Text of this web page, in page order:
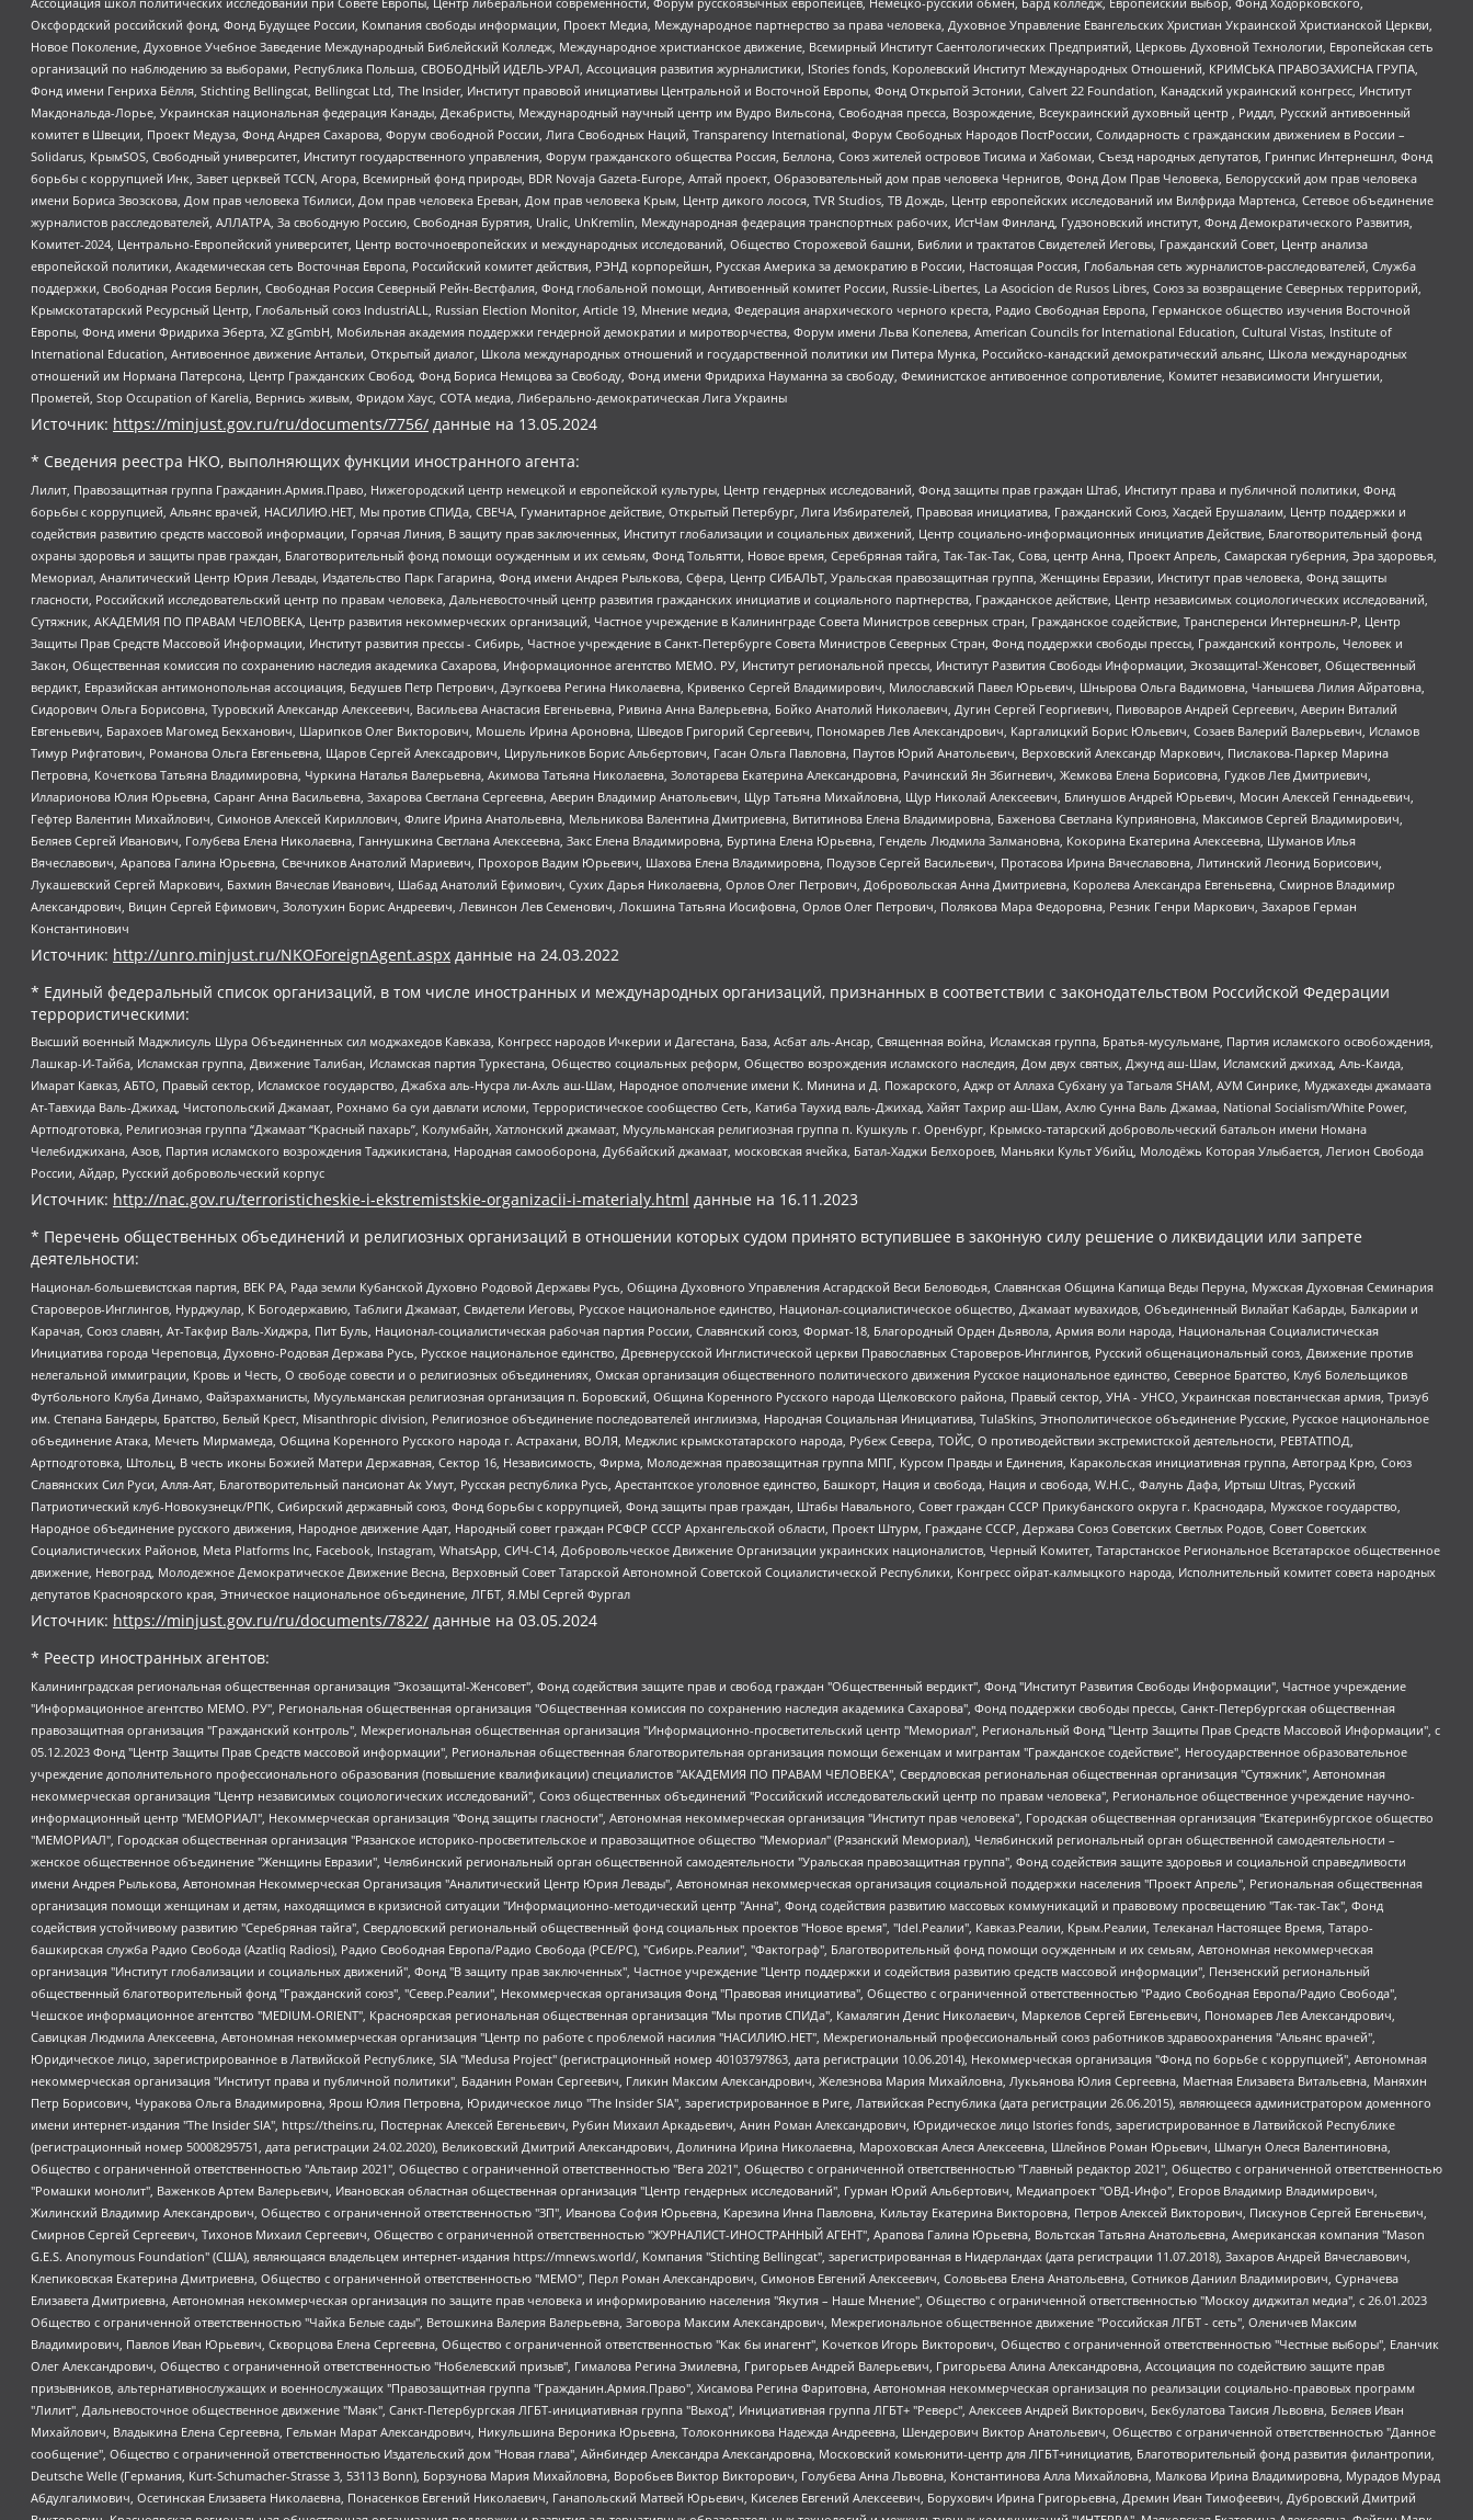
Оксфордский российский фонд, Фонд Будущее России, Компания свободы информации, Проект Медиа, Международное партнерство за права человека, Духовное Управление Евангельских Христиан Украинской Христианской Церкви,
Новое Поколение, Духовное Учебное Заведение Международный Библейский Колледж, Международное христианское движение, Всемирный Институт Саентологических Предприятий, Церковь Духовной Технологии, Европейская сеть
организаций по наблюдению за выборами, Республика Польша, СВОБОДНЫЙ ИДЕЛЬ-УРАЛ, Ассоциация развития журналистики, IStories fonds, Королевский Институт Международных Отношений, КРИМСЬКА ПРАВОЗАХИСНА ГРУПА,
Фонд имени Генриха Бёлля, Stichting Bellingcat, Bellingcat Ltd, The Insider, Институт правовой инициативы Центральной и Восточной Европы, Фонд Открытой Эстонии, Calvert 22 Foundation, Канадский украинский конгресс, Институт
Макдональда-Лорье, Украинская национальная федерация Канады, Декабристы, Международный научный центр им Вудро Вильсона, Свободная пресса, Возрождение, Всеукраинский духовный центр , Риддл, Русский антивоенный
комитет в Швеции, Проект Медуза, Фонд Андрея Сахарова, Форум свободной России, Лига Свободных Наций, Transparеncy International, Форум Свободных Народов ПостРоссии, Солидарность с гражданским движением в России –
Solidarus, КрымSOS, Свободный университет, Институт государственного управления, Форум гражданского общества Россия, Беллона, Союз жителей островов Тисима и Хабомаи, Съезд народных депутатов, Гринпис Интернешнл, Фонд
борьбы с коррупцией Инк, Завет церквей TCCN, Агора, Всемирный фонд природы, BDR Novaja Gazeta-Europe, Алтай проект, Образовательный дом прав человека Чернигов, Фонд Дом Прав Человека, Белорусский дом прав человека
имени Бориса Звозскова, Дом прав человека Тбилиси, Дом прав человека Ереван, Дом прав человека Крым, Центр дикого лосося, TVR Studios, ТВ Дождь, Центр европейских исследований им Вилфрида Мартенса, Сетевое объединение
журналистов расследователей, АЛЛАТРА, За свободную Россию, Свободная Бурятия, Uralic, UnKremlin, Международная федерация транспортных рабочих, ИстЧам Финланд, Гудзоновский институт, Фонд Демократического Развития,
Комитет-2024, Центрально-Европейский университет, Центр восточноевропейских и международных исследований, Общество Сторожевой башни, Библии и трактатов Свидетелей Иеговы, Гражданский Совет, Центр анализа
европейской политики, Академическая сеть Восточная Европа, Российский комитет действия, РЭНД корпорейшн, Русская Америка за демократию в России, Настоящая Россия, Глобальная сеть журналистов-расследователей, Служба
поддержки, Свободная Россия Берлин, Свободная Россия Северный Рейн-Вестфалия, Фонд глобальной помощи, Антивоенный комитет России, Russie-Libertes, La Asocicion de Rusos Libres, Союз за возвращение Северных территорий,
Крымскотатарский Ресурсный Центр, Глобальный союз IndustriALL, Russian Election Monitor, Article 19, Мнение медиа, Федерация анархического черного креста, Радио Свободная Европа, Германское общество изучения Восточной
Европы, Фонд имени Фридриха Эберта, XZ gGmbH, Мобильная академия поддержки гендерной демократии и миротворчества, Форум имени Льва Копелева, American Councils for International Education, Cultural Vistas, Institute of
International Education, Антивоенное движение Антальи, Открытый диалог, Школа международных отношений и государственной политики им Питера Мунка, Российско-канадский демократический альянс, Школа международных
отношений им Нормана Патерсона, Центр Гражданских Свобод, Фонд Бориса Немцова за Свободу, Фонд имени Фридриха Науманна за свободу, Феминистское антивоенное сопротивление, Комитет независимости Ингушетии,
Прометей, Stop Occupation of Karelia, Вернись живым, Фридом Хаус, СОТА медиа, Либерально-демократическая Лига Украины
Источник: https://minjust.gov.ru/ru/documents/7756/ данные на 13.05.2024
* Сведения реестра НКО, выполняющих функции иностранного агента:
Лилит, Правозащитная группа Гражданин.Армия.Право, Нижегородский центр немецкой и европейской культуры, Центр гендерных исследований, Фонд защиты прав граждан Штаб, Институт права и публичной политики, Фонд
борьбы с коррупцией, Альянс врачей, НАСИЛИЮ.НЕТ, Мы против СПИДа, СВЕЧА, Гуманитарное действие, Открытый Петербург, Лига Избирателей, Правовая инициатива, Гражданский Союз, Хасдей Ерушалаим, Центр поддержки и
содействия развитию средств массовой информации, Горячая Линия, В защиту прав заключенных, Институт глобализации и социальных движений, Центр социально-информационных инициатив Действие, Благотворительный фонд
охраны здоровья и защиты прав граждан, Благотворительный фонд помощи осужденным и их семьям, Фонд Тольятти, Новое время, Серебряная тайга, Так-Так-Так, Сова, центр Анна, Проект Апрель, Самарская губерния, Эра здоровья,
Мемориал, Аналитический Центр Юрия Левады, Издательство Парк Гагарина, Фонд имени Андрея Рылькова, Сфера, Центр СИБАЛЬТ, Уральская правозащитная группа, Женщины Евразии, Институт прав человека, Фонд защиты
гласности, Российский исследовательский центр по правам человека, Дальневосточный центр развития гражданских инициатив и социального партнерства, Гражданское действие, Центр независимых социологических исследований,
Сутяжник, АКАДЕМИЯ ПО ПРАВАМ ЧЕЛОВЕКА, Центр развития некоммерческих организаций, Частное учреждение в Калининграде Совета Министров северных стран, Гражданское содействие, Трансперенси Интернешнл-Р, Центр
Защиты Прав Средств Массовой Информации, Институт развития прессы - Сибирь, Частное учреждение в Санкт-Петербурге Совета Министров Северных Стран, Фонд поддержки свободы прессы, Гражданский контроль, Человек и
Закон, Общественная комиссия по сохранению наследия академика Сахарова, Информационное агентство МЕМО. РУ, Институт региональной прессы, Институт Развития Свободы Информации, Экозащита!-Женсовет, Общественный
вердикт, Евразийская антимонопольная ассоциация, Бедушев Петр Петрович, Дзугкоева Регина Николаевна, Кривенко Сергей Владимирович, Милославский Павел Юрьевич, Шнырова Ольга Вадимовна, Чанышева Лилия Айратовна,
Сидорович Ольга Борисовна, Туровский Александр Алексеевич, Васильева Анастасия Евгеньевна, Ривина Анна Валерьевна, Бойко Анатолий Николаевич, Дугин Сергей Георгиевич, Пивоваров Андрей Сергеевич, Аверин Виталий
Евгеньевич, Барахоев Магомед Бекханович, Шарипков Олег Викторович, Мошель Ирина Ароновна, Шведов Григорий Сергеевич, Пономарев Лев Александрович, Каргалицкий Борис Юльевич, Созаев Валерий Валерьевич, Исламов
Тимур Рифгатович, Романова Ольга Евгеньевна, Щаров Сергей Алексадрович, Цирульников Борис Альбертович, Гасан Ольга Павловна, Паутов Юрий Анатольевич, Верховский Александр Маркович, Пислакова-Паркер Марина
Петровна, Кочеткова Татьяна Владимировна, Чуркина Наталья Валерьевна, Акимова Татьяна Николаевна, Золотарева Екатерина Александровна, Рачинский Ян Збигневич, Жемкова Елена Борисовна, Гудков Лев Дмитриевич,
Илларионова Юлия Юрьевна, Саранг Анна Васильевна, Захарова Светлана Сергеевна, Аверин Владимир Анатольевич, Щур Татьяна Михайловна, Щур Николай Алексеевич, Блинушов Андрей Юрьевич, Мосин Алексей Геннадьевич,
Гефтер Валентин Михайлович, Симонов Алексей Кириллович, Флиге Ирина Анатольевна, Мельникова Валентина Дмитриевна, Вититинова Елена Владимировна, Баженова Светлана Куприяновна, Максимов Сергей Владимирович,
Беляев Сергей Иванович, Голубева Елена Николаевна, Ганнушкина Светлана Алексеевна, Закс Елена Владимировна, Буртина Елена Юрьевна, Гендель Людмила Залмановна, Кокорина Екатерина Алексеевна, Шуманов Илья
Вячеславович, Арапова Галина Юрьевна, Свечников Анатолий Мариевич, Прохоров Вадим Юрьевич, Шахова Елена Владимировна, Подузов Сергей Васильевич, Протасова Ирина Вячеславовна, Литинский Леонид Борисович,
Лукашевский Сергей Маркович, Бахмин Вячеслав Иванович, Шабад Анатолий Ефимович, Сухих Дарья Николаевна, Орлов Олег Петрович, Добровольская Анна Дмитриевна, Королева Александра Евгеньевна, Смирнов Владимир
Александрович, Вицин Сергей Ефимович, Золотухин Борис Андреевич, Левинсон Лев Семенович, Локшина Татьяна Иосифовна, Орлов Олег Петрович, Полякова Мара Федоровна, Резник Генри Маркович, Захаров Герман
Константинович
Источник: http://unro.minjust.ru/NKOForeignAgent.aspx данные на 24.03.2022
* Единый федеральный список организаций, в том числе иностранных и международных организаций, признанных в соответствии с законодательством Российской Федерации
террористическими:
Высший военный Маджлисуль Шура Объединенных сил моджахедов Кавказа, Конгресс народов Ичкерии и Дагестана, База, Асбат аль-Ансар, Священная война, Исламская группа, Братья-мусульмане, Партия исламского освобождения,
Лашкар-И-Тайба, Исламская группа, Движение Талибан, Исламская партия Туркестана, Общество социальных реформ, Общество возрождения исламского наследия, Дом двух святых, Джунд аш-Шам, Исламский джихад, Аль-Каида,
Имарат Кавказ, АБТО, Правый сектор, Исламское государство, Джабха аль-Нусра ли-Ахль аш-Шам, Народное ополчение имени К. Минина и Д. Пожарского, Аджр от Аллаха Субхану уа Тагьаля SHAM, АУМ Синрике, Муджахеды джамаата
Ат-Тавхида Валь-Джихад, Чистопольский Джамаат, Рохнамо ба суи давлати исломи, Террористическое сообщество Сеть, Катиба Таухид валь-Джихад, Хайят Тахрир аш-Шам, Ахлю Сунна Валь Джамаа, National Socialism/White Power,
Артподготовка, Религиозная группа “Джамаат “Красный пахарь”, Колумбайн, Хатлонский джамаат, Мусульманская религиозная группа п. Кушкуль г. Оренбург, Крымско-татарский добровольческий батальон имени Номана
Челебиджихана, Азов, Партия исламского возрождения Таджикистана, Народная самооборона, Дуббайский джамаат, московская ячейка, Батал-Хаджи Белхороев, Маньяки Культ Убийц, Молодёжь Которая Улыбается, Легион Свобода
России, Айдар, Русский добровольческий корпус
Источник: http://nac.gov.ru/terroristicheskie-i-ekstremistskie-organizacii-i-materialy.html данные на 16.11.2023
* Перечень общественных объединений и религиозных организаций в отношении которых судом принято вступившее в законную силу решение о ликвидации или запрете
деятельности:
Национал-большевистская партия, ВЕК РА, Рада земли Кубанской Духовно Родовой Державы Русь, Община Духовного Управления Асгардской Веси Беловодья, Славянская Община Капища Веды Перуна, Мужская Духовная Семинария
Староверов-Инглингов, Нурджулар, К Богодержавию, Таблиги Джамаат, Свидетели Иеговы, Русское национальное единство, Национал-социалистическое общество, Джамаат мувахидов, Объединенный Вилайат Кабарды, Балкарии и
Карачая, Союз славян, Ат-Такфир Валь-Хиджра, Пит Буль, Национал-социалистическая рабочая партия России, Славянский союз, Формат-18, Благородный Орден Дьявола, Армия воли народа, Национальная Социалистическая
Инициатива города Череповца, Духовно-Родовая Держава Русь, Русское национальное единство, Древнерусской Инглистической церкви Православных Староверов-Инглингов, Русский общенациональный союз, Движение против
нелегальной иммиграции, Кровь и Честь, О свободе совести и о религиозных объединениях, Омская организация общественного политического движения Русское национальное единство, Северное Братство, Клуб Болельщиков
Футбольного Клуба Динамо, Файзрахманисты, Мусульманская религиозная организация п. Боровский, Община Коренного Русского народа Щелковского района, Правый сектор, УНА - УНСО, Украинская повстанческая армия, Тризуб
им. Степана Бандеры, Братство, Белый Крест, Misanthropic division, Религиозное объединение последователей инглиизма, Народная Социальная Инициатива, TulaSkins, Этнополитическое объединение Русские, Русское национальное
объединение Атака, Мечеть Мирмамеда, Община Коренного Русского народа г. Астрахани, ВОЛЯ, Меджлис крымскотатарского народа, Рубеж Севера, ТОЙС, О противодействии экстремистской деятельности, РЕВТАТПОД,
Артподготовка, Штольц, В честь иконы Божией Матери Державная, Сектор 16, Независимость, Фирма, Молодежная правозащитная группа МПГ, Курсом Правды и Единения, Каракольская инициативная группа, Автоград Крю, Союз
Славянских Сил Руси, Алля-Аят, Благотворительный пансионат Ак Умут, Русская республика Русь, Арестантское уголовное единство, Башкорт, Нация и свобода, Нация и свобода, W.H.С., Фалунь Дафа, Иртыш Ultras, Русский
Патриотический клуб-Новокузнецк/РПК, Сибирский державный союз, Фонд борьбы с коррупцией, Фонд защиты прав граждан, Штабы Навального, Совет граждан СССР Прикубанского округа г. Краснодара, Мужское государство,
Народное объединение русского движения, Народное движение Адат, Народный совет граждан РСФСР СССР Архангельской области, Проект Штурм, Граждане СССР, Держава Союз Советских Светлых Родов, Совет Советских
Социалистических Районов, Meta Platforms Inc, Facebook, Instagram, WhatsApp, СИЧ-С14, Добровольческое Движение Организации украинских националистов, Черный Комитет, Татарстанское Региональное Всетатарское общественное
движение, Невоград, Молодежное Демократическое Движение Весна, Верховный Совет Татарской Автономной Советской Социалистической Республики, Конгресс ойрат-калмыцкого народа, Исполнительный комитет совета народных
депутатов Красноярского края, Этническое национальное объединение, ЛГБТ, Я.МЫ Сергей Фургал
Источник: https://minjust.gov.ru/ru/documents/7822/ данные на 03.05.2024
* Реестр иностранных агентов:
Калининградская региональная общественная организация "Экозащита!-Женсовет", Фонд содействия защите прав и свобод граждан "Общественный вердикт", Фонд "Институт Развития Свободы Информации", Частное учреждение "Информационное агентство МЕМО. РУ", Региональная общественная организация "Общественная комиссия по сохранению наследия академика Сахарова", Фонд поддержки свободы прессы, Санкт-Петербургская общественная правозащитная организация "Гражданский контроль", Межрегиональная общественная организация "Информационно-просветительский центр "Мемориал", Региональный Фонд "Центр Защиты Прав Средств Массовой Информации", с 05.12.2023 Фонд "Центр Защиты Прав Средств массовой информации", Региональная общественная благотворительная организация помощи беженцам и мигрантам "Гражданское содействие", Негосударственное образовательное учреждение дополнительного профессионального образования (повышение квалификации) специалистов "АКАДЕМИЯ ПО ПРАВАМ ЧЕЛОВЕКА", Свердловская региональная общественная организация "Сутяжник", Автономная некоммерческая организация "Центр независимых социологических исследований", Союз общественных объединений "Российский исследовательский центр по правам человека", Региональное общественное учреждение научно-информационный центр "МЕМОРИАЛ", Некоммерческая организация "Фонд защиты гласности", Автономная некоммерческая организация "Институт прав человека", Городская общественная организация "Екатеринбургское общество "МЕМОРИАЛ", Городская общественная организация "Рязанское историко-просветительское и правозащитное общество "Мемориал" (Рязанский Мемориал), Челябинский региональный орган общественной самодеятельности – женское общественное объединение "Женщины Евразии", Челябинский региональный орган общественной самодеятельности "Уральская правозащитная группа", Фонд содействия защите здоровья и социальной справедливости имени Андрея Рылькова, Автономная Некоммерческая Организация "Аналитический Центр Юрия Левады", Автономная некоммерческая организация социальной поддержки населения "Проект Апрель", Региональная общественная организация помощи женщинам и детям, находящимся в кризисной ситуации "Информационно-методический центр "Анна", Фонд содействия развитию массовых коммуникаций и правовому просвещению "Так-так-Так", Фонд содействия устойчивому развитию "Серебряная тайга", Свердловский региональный общественный фонд социальных проектов "Новое время", "Idel.Реалии", Кавказ.Реалии, Крым.Реалии, Телеканал Настоящее Время, Татаро-башкирская служба Радио Свобода (Azatliq Radiosi), Радио Свободная Европа/Радио Свобода (PCE/PC), "Сибирь.Реалии", "Фактограф", Благотворительный фонд помощи осужденным и их семьям, Автономная некоммерческая организация "Институт глобализации и социальных движений", Фонд "В защиту прав заключенных", Частное учреждение "Центр поддержки и содействия развитию средств массовой информации", Пензенский региональный общественный благотворительный фонд "Гражданский союз", "Север.Реалии", Некоммерческая организация Фонд "Правовая инициатива", Общество с ограниченной ответственностью "Радио Свободная Европа/Радио Свобода", Чешское информационное агентство "MEDIUM-ORIENT", Красноярская региональная общественная организация "Мы против СПИДа", Камалягин Денис Николаевич, Маркелов Сергей Евгеньевич, Пономарев Лев Александрович, Савицкая Людмила Алексеевна, Автономная некоммерческая организация "Центр по работе с проблемой насилия "НАСИЛИЮ.НЕТ", Межрегиональный профессиональный союз работников здравоохранения "Альянс врачей", Юридическое лицо, зарегистрированное в Латвийской Республике, SIA "Medusa Project" (регистрационный номер 40103797863, дата регистрации 10.06.2014), Некоммерческая организация "Фонд по борьбе с коррупцией", Автономная некоммерческая организация "Институт права и публичной политики", Баданин Роман Сергеевич, Гликин Максим Александрович, Железнова Мария Михайловна, Лукьянова Юлия Сергеевна, Маетная Елизавета Витальевна, Маняхин Петр Борисович, Чуракова Ольга Владимировна, Ярош Юлия Петровна, Юридическое лицо "The Insider SIA", зарегистрированное в Риге, Латвийская Республика (дата регистрации 26.06.2015), являющееся администратором доменного имени интернет-издания "The Insider SIA", https://theins.ru, Постернак Алексей Евгеньевич, Рубин Михаил Аркадьевич, Анин Роман Александрович, Юридическое лицо Istories fonds, зарегистрированное в Латвийской Республике (регистрационный номер 50008295751, дата регистрации 24.02.2020), Великовский Дмитрий Александрович, Долинина Ирина Николаевна, Мароховская Алеся Алексеевна, Шлейнов Роман Юрьевич, Шмагун Олеся Валентиновна, Общество с ограниченной ответственностью "Альтаир 2021", Общество с ограниченной ответственностью "Вега 2021", Общество с ограниченной ответственностью "Главный редактор 2021", Общество с ограниченной ответственностью "Ромашки монолит", Важенков Артем Валерьевич, Ивановская областная общественная организация "Центр гендерных исследований", Гурман Юрий Альбертович, Медиапроект "ОВД-Инфо", Егоров Владимир Владимирович, Жилинский Владимир Александрович, Общество с ограниченной ответственностью "ЗП", Иванова София Юрьевна, Карезина Инна Павловна, Кильтау Екатерина Викторовна, Петров Алексей Викторович, Пискунов Сергей Евгеньевич, Смирнов Сергей Сергеевич, Тихонов Михаил Сергеевич, Общество с ограниченной ответственностью "ЖУРНАЛИСТ-ИНОСТРАННЫЙ АГЕНТ", Арапова Галина Юрьевна, Вольтская Татьяна Анатольевна, Американская компания "Mason G.E.S. Anonymous Foundation" (США), являющаяся владельцем интернет-издания https://mnews.world/, Компания "Stichting Bellingcat", зарегистрированная в Нидерландах (дата регистрации 11.07.2018), Захаров Андрей Вячеславович, Клепиковская Екатерина Дмитриевна, Общество с ограниченной ответственностью "МЕМО", Перл Роман Александрович, Симонов Евгений Алексеевич, Соловьева Елена Анатольевна, Сотников Даниил Владимирович, Сурначева Елизавета Дмитриевна, Автономная некоммерческая организация по защите прав человека и информированию населения "Якутия – Наше Мнение", Общество с ограниченной ответственностью "Москоу диджитал медиа", с 26.01.2023 Общество с ограниченной ответственностью "Чайка Белые сады", Ветошкина Валерия Валерьевна, Заговора Максим Александрович, Межрегиональное общественное движение "Российская ЛГБТ - сеть", Оленичев Максим Владимирович, Павлов Иван Юрьевич, Скворцова Елена Сергеевна, Общество с ограниченной ответственностью "Как бы инагент", Кочетков Игорь Викторович, Общество с ограниченной ответственностью "Честные выборы", Еланчик Олег Александрович, Общество с ограниченной ответственностью "Нобелевский призыв", Гималова Регина Эмилевна, Григорьев Андрей Валерьевич, Григорьева Алина Александровна, Ассоциация по содействию защите прав призывников, альтернативнослужащих и военнослужащих "Правозащитная группа "Гражданин.Армия.Право", Хисамова Регина Фаритовна, Автономная некоммерческая организация по реализации социально-правовых программ "Лилит", Дальневосточное общественное движение "Маяк", Санкт-Петербургская ЛГБТ-инициативная группа "Выход", Инициативная группа ЛГБТ+ "Реверс", Алексеев Андрей Викторович, Бекбулатова Таисия Львовна, Беляев Иван Михайлович, Владыкина Елена Сергеевна, Гельман Марат Александрович, Никульшина Вероника Юрьевна, Толоконникова Надежда Андреевна, Шендерович Виктор Анатольевич, Общество с ограниченной ответственностью "Данное сообщение", Общество с ограниченной ответственностью Издательский дом "Новая глава", Айнбиндер Александра Александровна, Московский комьюнити-центр для ЛГБТ+инициатив, Благотворительный фонд развития филантропии, Deutsche Welle (Германия, Kurt-Schumacher-Strasse 3, 53113 Bonn), Борзунова Мария Михайловна, Воробьев Виктор Викторович, Голубева Анна Львовна, Константинова Алла Михайловна, Малкова Ирина Владимировна, Мурадов Мурад Абдулгалимович, Осетинская Елизавета Николаевна, Понасенков Евгений Николаевич, Ганапольский Матвей Юрьевич, Киселев Евгений Алексеевич, Борухович Ирина Григорьевна, Дремин Иван Тимофеевич, Дубровский Дмитрий Викторович, Красноярская региональная общественная организация поддержки и развития альтернативных образовательных технологий и межкультурных коммуникаций "ИНТЕРРА", Маяковская Екатерина Алексеевна, Фейгин Марк Захарович, Филимонов Андрей Викторович, Дзугкоева Регина Николаевна, Доброхотов Роман Александрович, Дудь Юрий Александрович, Елкин Сергей Владимирович, Кругликов Кирилл Игоревич, Сабунаева Мария Леонидовна, Семенов Алексей Владимирович, Шаинян Карен Багратович, Шульман Екатерина Михайловна, Асафьев Артур Валерьевич, Вахштайн Виктор Семенович, Венедиктов Алексей Алексеевич, Лушникова Екатерина Евгеньевна, Волков Леонид Михайлович, Невзоров Александр Глебович, Пархоменко Сергей Борисович, Сироткин Ярослав Николаевич, Кара-Мурза Владимир Владимирович, Баранова Наталья Владимировна, Гозман Леонид Яковлевич, Кагарлицкий Борис Юльевич, Климарев Михаил Валерьевич, Милов Владимир Станиславович, Автономная некоммерческая организация Краснодарский центр современного искусства "Типография", Моргенштерн Алишер Тагирович, Соболь Любовь Эдуардовна, Общество с ограниченной ответственностью "ЛИЗА НОРМ", Каспаров Гарри Кимович, Ходорковский Михаил Борисович, Общество с ограниченной ответственностью "Апрельские тезисы", Данилович Ирина Брониславовна, Кашин Олег Владимирович, Петров Николай Владимирович, Пивоваров Алексей Владимирович, Соколов Михаил Владимирович, Цветкова Юлия Владимировна, Чичваркин Евгений Александрович, Комитет против пыток/Команда против пыток, Общество с ограниченной ответственностью "Первый научный", Общество с ограниченной ответственностью "Вертолет и ко", Белоцерковская Вероника Борисовна, Кац Максим Евгеньевич, Лазарева Татьяна Юрьевна, Шаведдинов Руслан Табризович, Яшин Илья Валерьевич, Общество с ограниченной ответственностью "Иноагент ААВ", Алешковский Дмитрий Петрович, Альбац Евгения Марковна, Быков Дмитрий Львович, Галямина Юлия Евгеньевна, Лойко Сергей Леонидович, Мартынов Кирилл Константинович, Медведев Сергей Александрович, Крашенинников Федор Геннадиевич, Гордеева Катерина Вл